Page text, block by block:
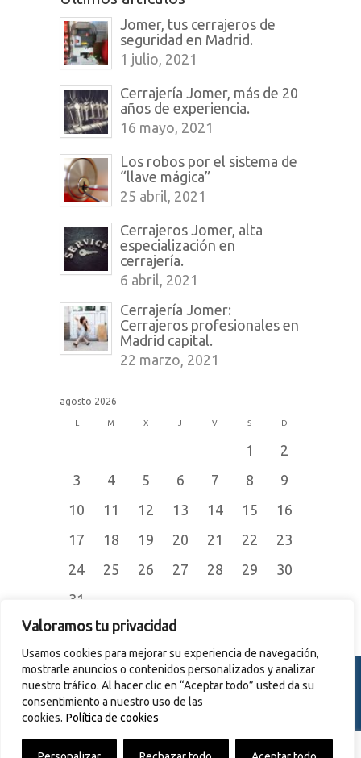
Valoramos tu privacidad
Usamos cookies para mejorar su experiencia de navegación,
mostrarle anuncios o contenidos personalizados y analizar
nuestro tráfico. Al hacer clic en “Aceptar todo” usted da su
consentimiento a nuestro uso de las
cookies. Política de cookies
Jomer, tus cerrajeros de
seguridad en Madrid.
1 julio, 2021
Cerrajería Jomer, más de 20
años de experiencia.
16 mayo, 2021
Los robos por el sistema de
“llave mágica”
25 abril, 2021
Cerrajeros Jomer, alta
especialización en
cerrajería.
6 abril, 2021
Cerrajería Jomer:
Cerrajeros profesionales en
Madrid capital.
22 marzo, 2021
agosto 2026
L M X J V S D
1
2
3
4 5 6 7 8
9
10
11 12 13 14 15
16
17
18 19 20 21 22
23
24
25 26 27 28 29
30
31
« Jul
© 2015CERRAJERÍA JOMER S.L.
Aviso legal y Política de Privacidad